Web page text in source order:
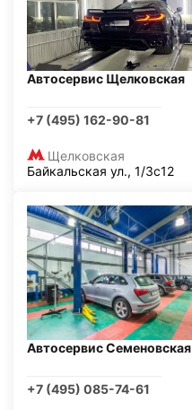
Автосервис Щелковская
+7 (495) 162-90-81
Щелковская
Байкальская ул., 1/3с12
Автосервис Семеновская
+7 (495) 085-74-61